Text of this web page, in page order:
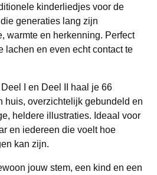
kinderliedjes voor de
generaties lang zijn
warmte en herkenning. Perfect
lachen en even echt contact te
I en Deel II haal je 66
huis, overzichtelijk gebundeld en
heldere illustraties. Ideaal voor
en iedereen die voelt hoe
kan zijn.
jouw stem, een kind en een